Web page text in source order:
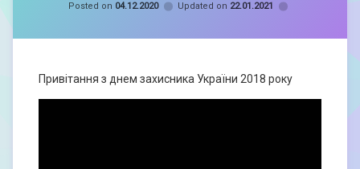
Posted on 04.12.2020 Updated on 22.01.2021
Привітання з днем захисника України 2018 року